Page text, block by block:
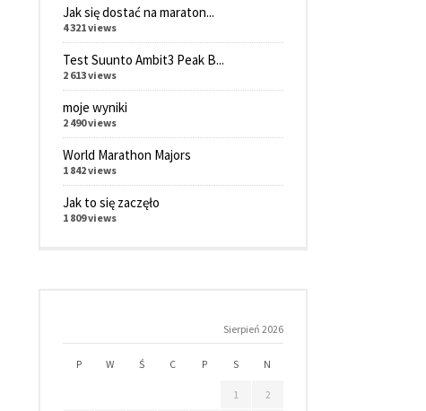
Jak się dostać na maraton...
4 321 views
Test Suunto Ambit3 Peak B...
2 613 views
moje wyniki
2 490 views
World Marathon Majors
1 842 views
Jak to się zaczęło
1 809 views
Sierpień 2026
P W Ś C P S N
1 2